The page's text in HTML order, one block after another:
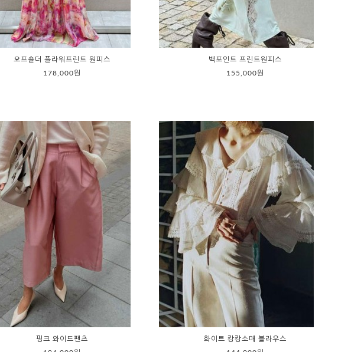
오프숄더 플라워프린트 원피스
178,000원
백포인트 프린트원피스
155,000원
핑크 와이드팬츠
화이트 캉캉소매 블라우스